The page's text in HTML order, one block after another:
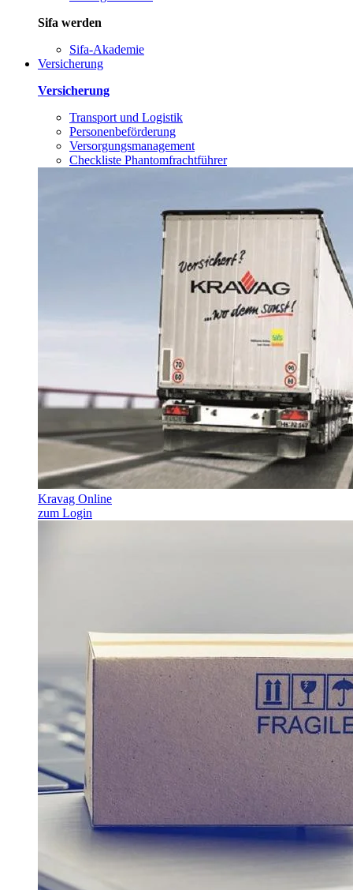
Sifa werden
Sifa-Akademie
Versicherung
Versicherung
Transport und Logistik
Personenbeförderung
Versorgungsmanagement
Checkliste Phantomfrachtführer
Kravag Online
zum Login